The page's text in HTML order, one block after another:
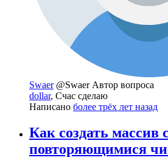
Swaer @Swaer Автор вопроса
dollar, Счас сделаю
Написано более трёх лет назад
Как создать
повторяющимися